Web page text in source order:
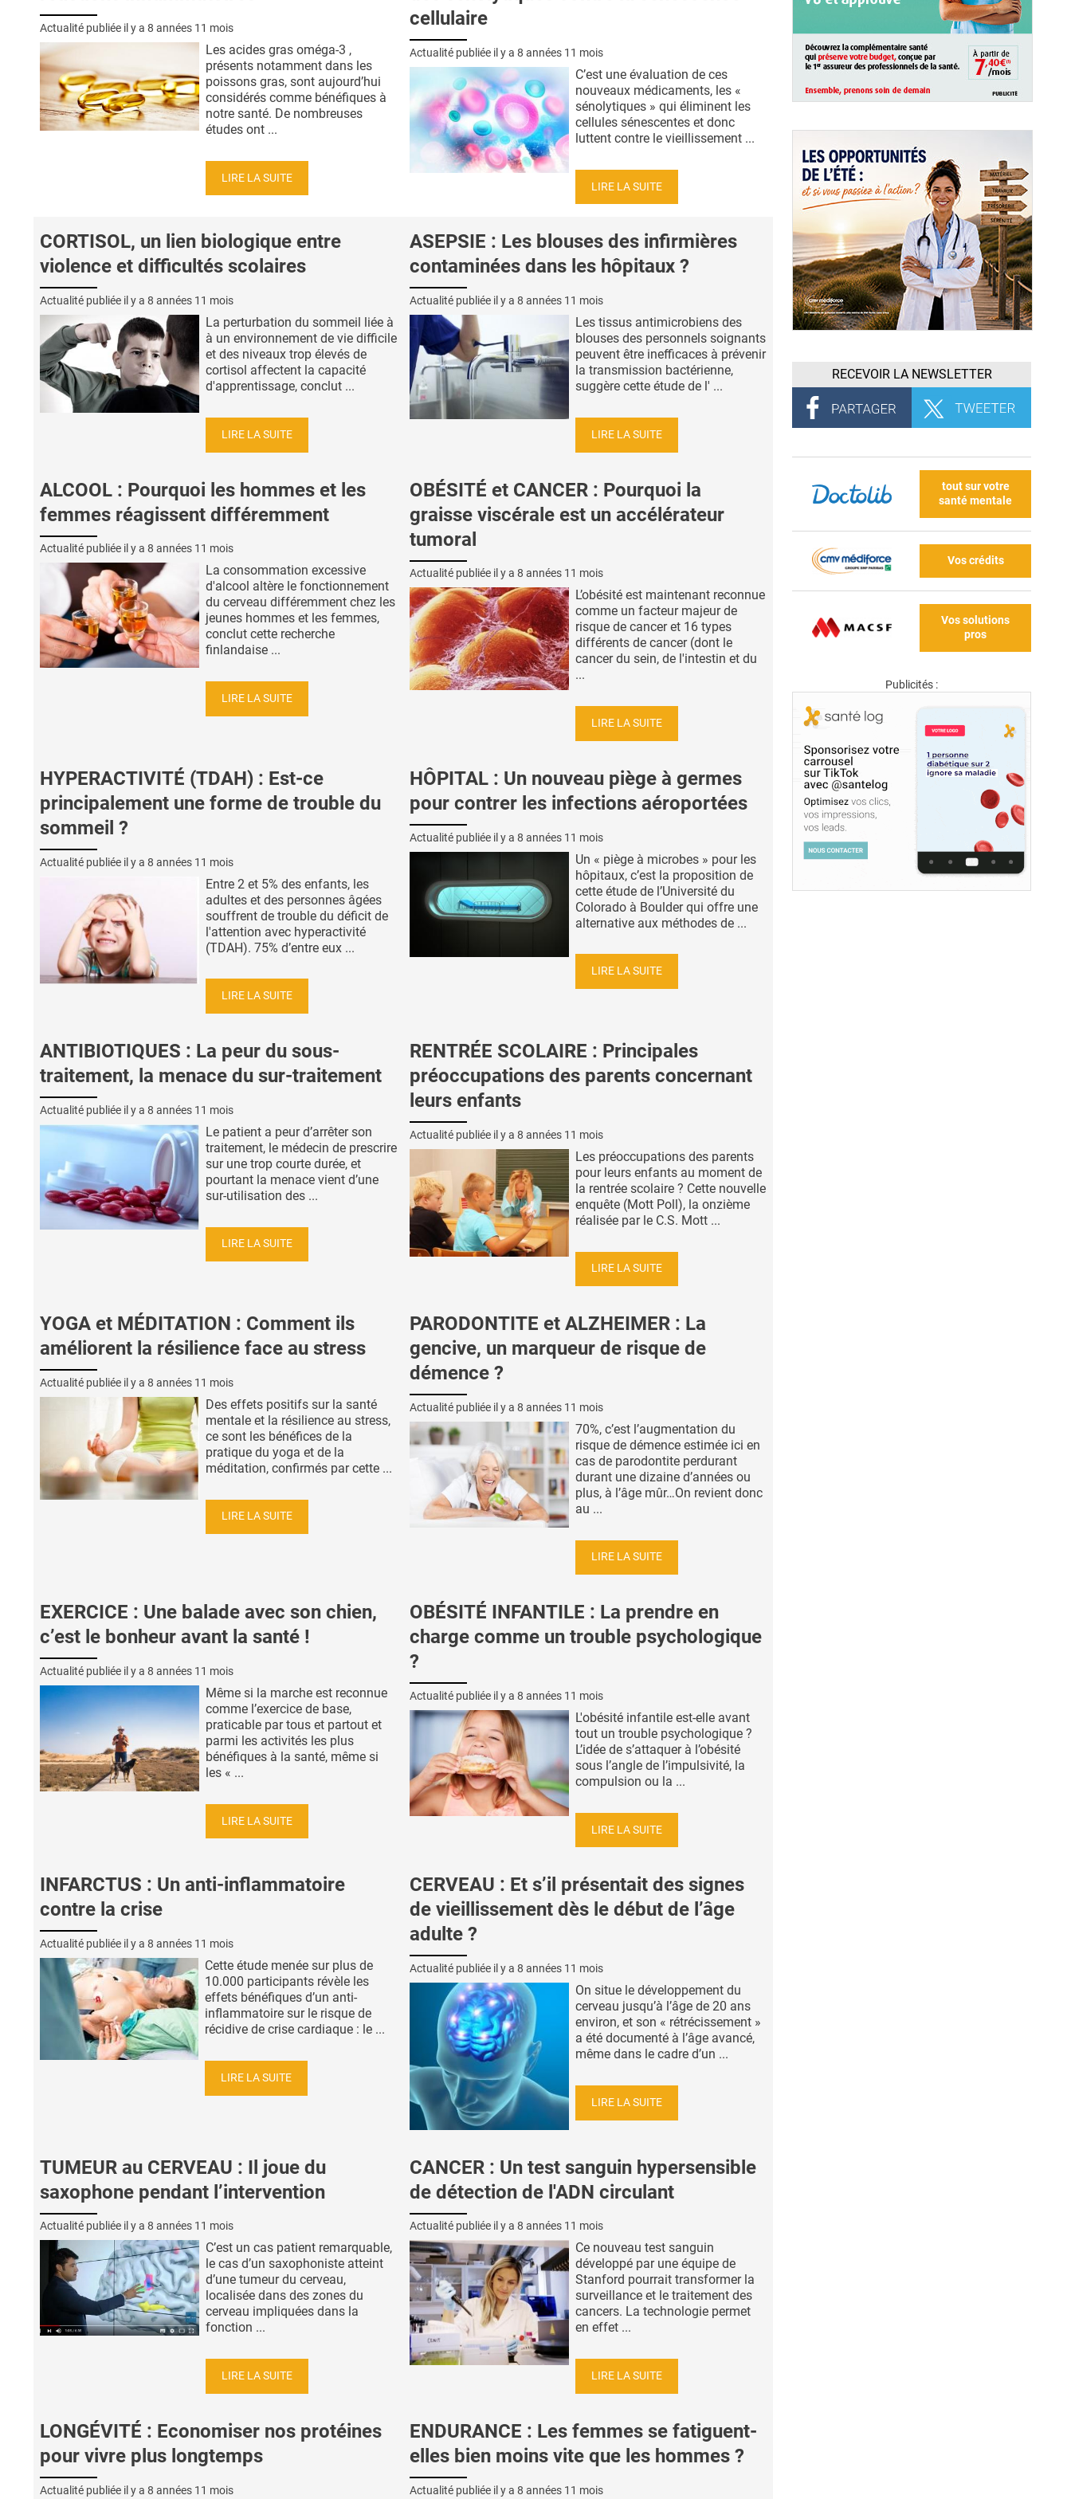
Actualité publiée il y a 8 années 11 mois
Les acides gras oméga-3 ,
présents notamment dans les
poissons gras, sont aujourd’hui
considérés comme bénéfiques à
notre santé. De nombreuses
études ont ...
LIRE LA SUITE
cellulaire
Actualité publiée il y a 8 années 11 mois
C’est une évaluation de ces
nouveaux médicaments, les «
sénolytiques » qui éliminent les
cellules sénescentes et donc
luttent contre le vieillissement ...
LIRE LA SUITE
CORTISOL, un lien biologique entre
violence et difficultés scolaires
Actualité publiée il y a 8 années 11 mois
La perturbation du sommeil liée à
à un environnement de vie difficile
et des niveaux trop élevés de
cortisol affectent la capacité
d'apprentissage, conclut ...
LIRE LA SUITE
ASEPSIE : Les blouses des infirmières
contaminées dans les hôpitaux ?
Actualité publiée il y a 8 années 11 mois
Les tissus antimicrobiens des
blouses des personnels soignants
peuvent être inefficaces à prévenir
la transmission bactérienne,
suggère cette étude de l' ...
LIRE LA SUITE
ALCOOL : Pourquoi les hommes et les
femmes réagissent différemment
Actualité publiée il y a 8 années 11 mois
La consommation excessive
d'alcool altère le fonctionnement
du cerveau différemment chez les
jeunes hommes et les femmes,
conclut cette recherche
finlandaise ...
LIRE LA SUITE
OBÉSITÉ et CANCER : Pourquoi la
graisse viscérale est un accélérateur
tumoral
Actualité publiée il y a 8 années 11 mois
L’obésité est maintenant reconnue
comme un facteur majeur de
risque de cancer et 16 types
différents de cancer (dont le
cancer du sein, de l'intestin et du
...
LIRE LA SUITE
HYPERACTIVITÉ (TDAH) : Est-ce
principalement une forme de trouble du
sommeil ?
Actualité publiée il y a 8 années 11 mois
Entre 2 et 5% des enfants, les
adultes et des personnes âgées
souffrent de trouble du déficit de
l'attention avec hyperactivité
(TDAH). 75% d’entre eux ...
LIRE LA SUITE
HÔPITAL : Un nouveau piège à germes
pour contrer les infections aéroportées
Actualité publiée il y a 8 années 11 mois
Un « piège à microbes » pour les
hôpitaux, c’est la proposition de
cette étude de l’Université du
Colorado à Boulder qui offre une
alternative aux méthodes de ...
LIRE LA SUITE
ANTIBIOTIQUES : La peur du sous-
traitement, la menace du sur-traitement
Actualité publiée il y a 8 années 11 mois
Le patient a peur d’arrêter son
traitement, le médecin de prescrire
sur une trop courte durée, et
pourtant la menace vient d’une
sur-utilisation des ...
LIRE LA SUITE
RENTRÉE SCOLAIRE : Principales
préoccupations des parents concernant
leurs enfants
Actualité publiée il y a 8 années 11 mois
Les préoccupations des parents
pour leurs enfants au moment de
la rentrée scolaire ? Cette nouvelle
enquête (Mott Poll), la onzième
réalisée par le C.S. Mott ...
LIRE LA SUITE
YOGA et MÉDITATION : Comment ils
améliorent la résilience face au stress
Actualité publiée il y a 8 années 11 mois
Des effets positifs sur la santé
mentale et la résilience au stress,
ce sont les bénéfices de la
pratique du yoga et de la
méditation, confirmés par cette ...
LIRE LA SUITE
PARODONTITE et ALZHEIMER : La
gencive, un marqueur de risque de
démence ?
Actualité publiée il y a 8 années 11 mois
70%, c’est l’augmentation du
risque de démence estimée ici en
cas de parodontite perdurant
durant une dizaine d’années ou
plus, à l’âge mûr…On revient donc
au ...
LIRE LA SUITE
EXERCICE : Une balade avec son chien,
c’est le bonheur avant la santé !
Actualité publiée il y a 8 années 11 mois
Même si la marche est reconnue
comme l’exercice de base,
praticable par tous et partout et
parmi les activités les plus
bénéfiques à la santé, même si
les « ...
LIRE LA SUITE
OBÉSITÉ INFANTILE : La prendre en
charge comme un trouble psychologique
?
Actualité publiée il y a 8 années 11 mois
L'obésité infantile est-elle avant
tout un trouble psychologique ?
L’idée de s’attaquer à l’obésité
sous l’angle de l’impulsivité, la
compulsion ou la ...
LIRE LA SUITE
INFARCTUS : Un anti-inflammatoire
contre la crise
Actualité publiée il y a 8 années 11 mois
Cette étude menée sur plus de
10.000 participants révèle les
effets bénéfiques d’un anti-
inflammatoire sur le risque de
récidive de crise cardiaque : le ...
LIRE LA SUITE
CERVEAU : Et s’il présentait des signes
de vieillissement dès le début de l’âge
adulte ?
Actualité publiée il y a 8 années 11 mois
On situe le développement du
cerveau jusqu’à l’âge de 20 ans
environ, et son « rétrécissement »
a été documenté à l’âge avancé,
même dans le cadre d’un ...
LIRE LA SUITE
TUMEUR au CERVEAU : Il joue du
saxophone pendant l’intervention
Actualité publiée il y a 8 années 11 mois
C’est un cas patient remarquable,
le cas d’un saxophoniste atteint
d’une tumeur du cerveau,
localisée dans des zones du
cerveau impliquées dans la
fonction ...
LIRE LA SUITE
CANCER : Un test sanguin hypersensible
de détection de l'ADN circulant
Actualité publiée il y a 8 années 11 mois
Ce nouveau test sanguin
développé par une équipe de
Stanford pourrait transformer la
surveillance et le traitement des
cancers. La technologie permet
en effet ...
LIRE LA SUITE
LONGÉVITÉ : Economiser nos protéines
pour vivre plus longtemps
Actualité publiée il y a 8 années 11 mois
ENDURANCE : Les femmes se fatiguent-
elles bien moins vite que les hommes ?
Actualité publiée il y a 8 années 11 mois
RECEVOIR LA NEWSLETTER
tout sur votre
santé mentale
Vos crédits
Vos solutions
pros
Publicités :